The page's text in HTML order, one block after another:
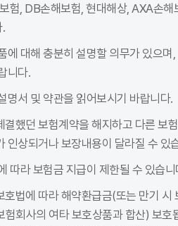
험, DB손해보험, 현대해상, AXA손
에 대해 충분히 설명할 의무가 있으
니다.
명서 및 약관을 읽어보시기 바랍니다.
결했던 보험계약을 해지하고 다른 보
인상되거나 보장내용이 달라질 수 있
따라 보험금 지급이 제한될 수 있습니
호법에 따라 해약환급금(또는 만기
험회사의 여타 보호상품과 합산) 보호